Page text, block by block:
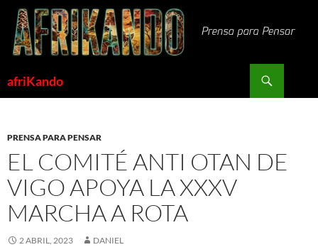
Saltar
contenido
afriKando
PRENSA PARA PENSAR
EL COMITÉ ANTI OTAN DE
VIGO APOYA LA XXXV
MARCHA A ROTA
2 ABRIL, 2023 DANIEL